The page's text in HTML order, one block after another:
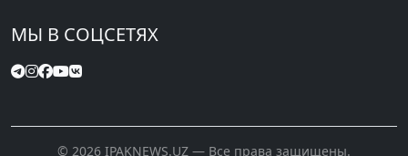
МЫ В СОЦСЕТЯХ
© 2026 IPAKNEWS.UZ — Все права защищены.